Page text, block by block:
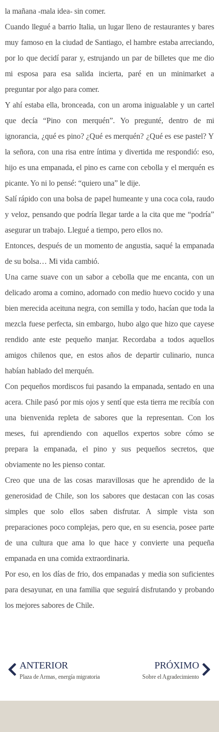
la mañana -mala idea- sin comer.
Cuando llegué a barrio Italia, un lugar lleno de restaurantes y bares
muy famoso en la ciudad de Santiago, el hambre estaba arreciando,
por lo que decidí parar y, estrujando un par de billetes que me dio
mi esposa para esa salida incierta, paré en un minimarket a
preguntar por algo para comer.
Y ahí estaba ella, bronceada, con un aroma inigualable y un cartel
que decía “Pino con merquén”. Yo pregunté, dentro de mi
ignorancia, ¿qué es pino? ¿Qué es merquén? ¿Qué es ese pastel? Y
la señora, con una risa entre íntima y divertida me respondió: eso,
hijo es una empanada, el pino es carne con cebolla y el merquén es
picante. Yo ni lo pensé: “quiero una” le dije.
Salí rápido con una bolsa de papel humeante y una coca cola, raudo
y veloz, pensando que podría llegar tarde a la cita que me “podría”
asegurar un trabajo. Llegué a tiempo, pero ellos no.
Entonces, después de un momento de angustia, saqué la empanada
de su bolsa… Mi vida cambió.
Una carne suave con un sabor a cebolla que me encanta, con un
delicado aroma a comino, adornado con medio huevo cocido y una
bien merecida aceituna negra, con semilla y todo, hacían que toda la
mezcla fuese perfecta, sin embargo, hubo algo que hizo que cayese
rendido ante este pequeño manjar. Recordaba a todos aquellos
amigos chilenos que, en estos años de departir culinario, nunca
habían hablado del merquén.
Con pequeños mordiscos fui pasando la empanada, sentado en una
acera. Chile pasó por mis ojos y sentí que esta tierra me recibía con
una bienvenida repleta de sabores que la representan. Con los
meses, fui aprendiendo con aquellos expertos sobre cómo se
prepara la empanada, el pino y sus pequeños secretos, que
obviamente no les pienso contar.
Creo que una de las cosas maravillosas que he aprendido de la
generosidad de Chile, son los sabores que destacan con las cosas
simples que solo ellos saben disfrutar. A simple vista son
preparaciones poco complejas, pero que, en su esencia, posee parte
de una cultura que ama lo que hace y convierte una pequeña
empanada en una comida extraordinaria.
Por eso, en los días de frio, dos empanadas y media son suficientes
para desayunar, en una familia que seguirá disfrutando y probando
los mejores sabores de Chile.
ANTERIOR
Plaza de Armas, energía migratoria
PRÓXIMO
Sobre el Agradecimiento